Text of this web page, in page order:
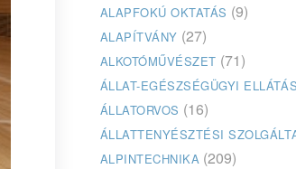
ALAPFOKÚ OKTATÁS (9)
ALAPÍTVÁNY (27)
ALKOTÓMŰVÉSZET (71)
ÁLLAT-EGÉSZSÉGÜGYI ELLÁTÁS
ÁLLATORVOS (16)
ÁLLATTENYÉSZTÉSI
ALPINTECHNIKA (209)